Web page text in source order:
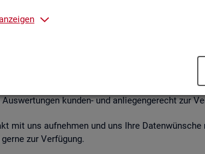
In­di­vi­du­el­le
vor­be­rei­te­te pass­ge­naue Sta­tis­ti­ken in den
kun­den- und an­lie­gen­ge­recht zur
mit uns auf­neh­men und uns Ihre
zur Ver­fü­gung.